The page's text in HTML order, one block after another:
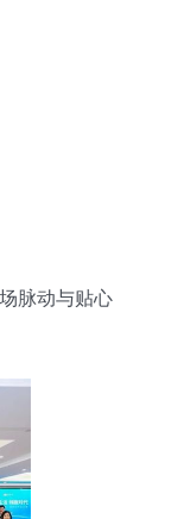
脉动与贴心